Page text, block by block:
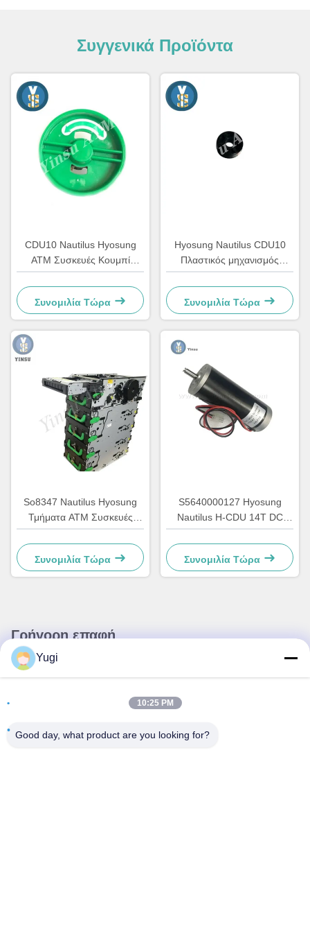
Συγγενικά Προϊόντα
CDU10 Nautilus Hyosung
ΑΤΜ Συσκευές Κουμπί
Διανομέα 7310000709 OEM
Συνομιλία Τώρα
Hyosung Nautilus CDU10
Πλαστικός μηχανισμός
αποθήκευσης αποθεματικών
ΑΤΜ Ρολάρι Ατομικό
Τραπεζικό Μηχανικό Μέρη
Συνομιλία Τώρα
So8347 Nautilus Hyosung
Τμήματα ΑΤΜ Συσκευές
Ατομικού Τραπεζιού
Συσκευές GCDU Διανομέας
Προσωπικό φορτίο
7010000132
Συνομιλία Τώρα
S5640000127 Hyosung
Nautilus H-CDU 14T DC
Κύριο ΑΤΜ Μηχανή μηχανής
ανταλλακτικών 7310000715
Συνομιλία Τώρα
Γρήγορη επαφή
Διεύθυνση
Xingye EastRoad, Shunjiang Community Industrial Park,
Yugi
10:25 PM
Good day, what product are you looking for?